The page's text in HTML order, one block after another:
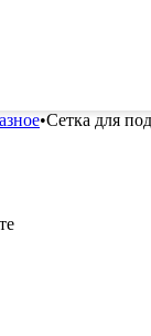
•Сетка для